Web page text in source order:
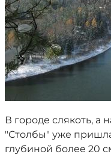
В городе слякоть, а
"Столбы" уже
глубиной более 20